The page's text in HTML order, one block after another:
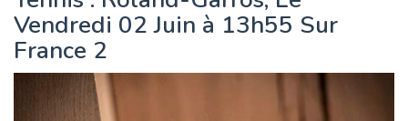
Vendredi 02 Juin à 13h55 Sur
France 2